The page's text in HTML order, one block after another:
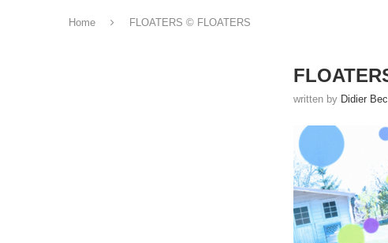
Home FLOATERS © FLOATERS
written by Didier